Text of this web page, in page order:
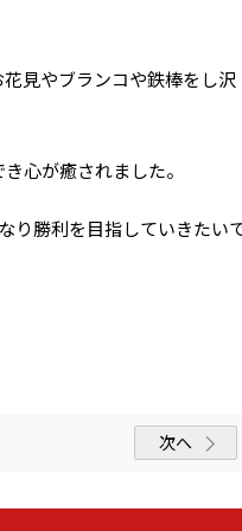
見やブランコや鉄棒をし沢
心が癒されました。
り勝利を目指していきたい
次へ